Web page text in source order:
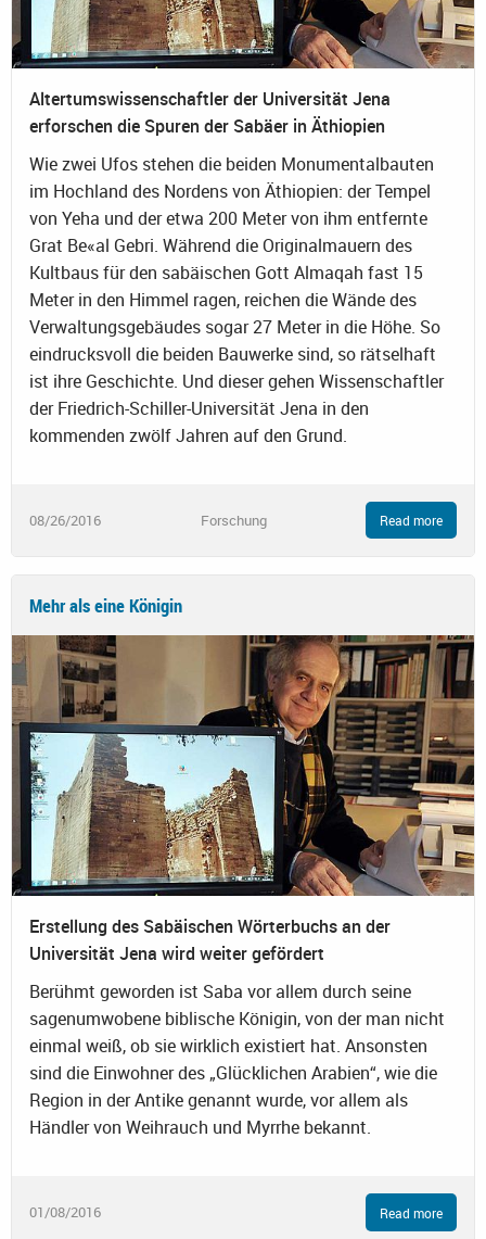
Altertumswissenschaftler der Universität Jena
erforschen die Spuren der Sabäer in Äthiopien
Wie zwei Ufos stehen die beiden Monumentalbauten
im Hochland des Nordens von Äthiopien: der Tempel
von Yeha und der etwa 200 Meter von ihm entfernte
Grat Be«al Gebri. Während die Originalmauern des
Kultbaus für den sabäischen Gott Almaqah fast 15
Meter in den Himmel ragen, reichen die Wände des
Verwaltungsgebäudes sogar 27 Meter in die Höhe. So
eindrucksvoll die beiden Bauwerke sind, so rätselhaft
ist ihre Geschichte. Und dieser gehen Wissenschaftler
der Friedrich-Schiller-Universität Jena in den
kommenden zwölf Jahren auf den Grund.
08/26/2016 Forschung Read more
Mehr als eine Königin
Erstellung des Sabäischen Wörterbuchs an der
Universität Jena wird weiter gefördert
Berühmt geworden ist Saba vor allem durch seine
sagenumwobene biblische Königin, von der man nicht
einmal weiß, ob sie wirklich existiert hat. Ansonsten
sind die Einwohner des „Glücklichen Arabien“, wie die
Region in der Antike genannt wurde, vor allem als
Händler von Weihrauch und Myrrhe bekannt.
01/08/2016 Read more